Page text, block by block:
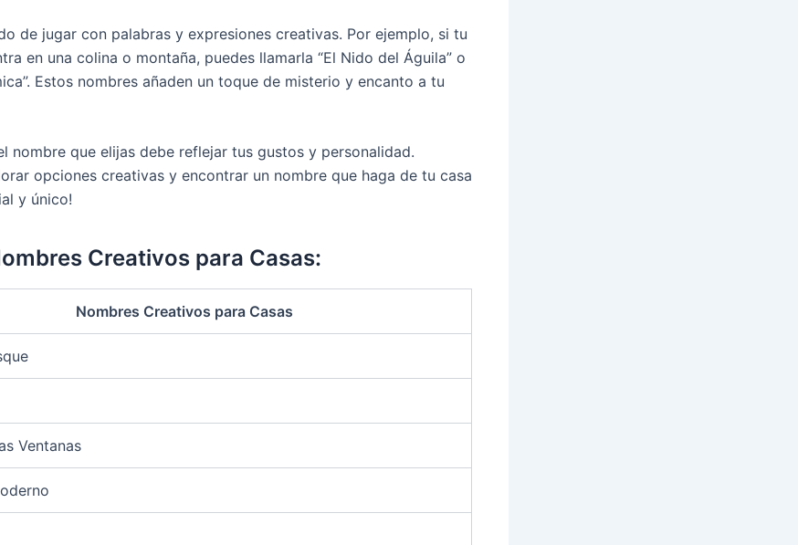
de jugar con palabras y expresiones creativas. Por ejemplo, si tu
en una colina o montaña, puedes llamarla “El Nido del Águila” o
Estos nombres añaden un toque de misterio y encanto a tu
nombre que elijas debe reflejar tus gustos y personalidad.
opciones creativas y encontrar un nombre que haga de tu casa
y único!
Creativos para Casas:
Nombres Creativos para Casas
Ventanas